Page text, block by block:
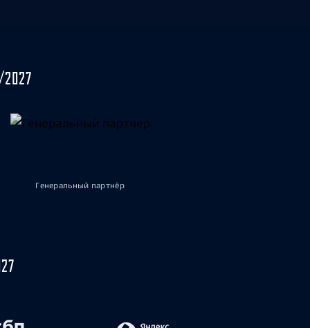
Генеральный партнёр